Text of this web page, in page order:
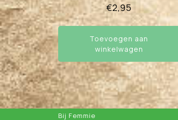
€2,95
Toevoegen aan
winkelwagen
Bij Femmie